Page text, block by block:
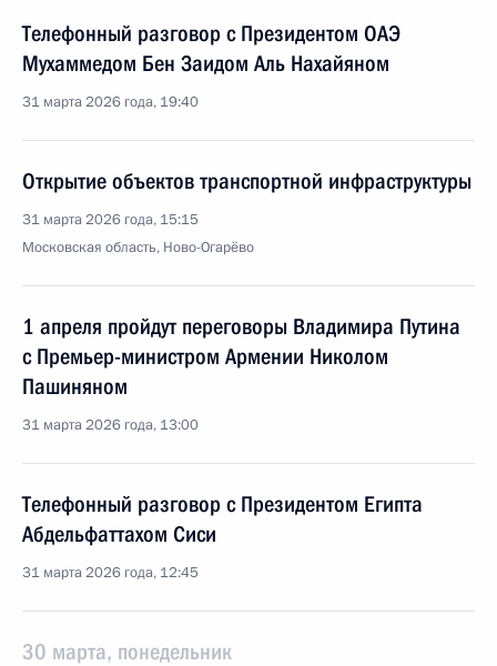
Телефонный разговор с Президентом ОАЭ
Мухаммедом Бен Заидом Аль Нахайяном
31 марта 2026 года, 19:40
Открытие объектов транспортной инфраструктуры
31 марта 2026 года, 15:15
Московская область, Ново-Огарёво
1 апреля пройдут переговоры Владимира Путина
с Премьер-министром Армении Николом
Пашиняном
31 марта 2026 года, 13:00
Телефонный разговор с Президентом Египта
Абдельфаттахом Сиси
31 марта 2026 года, 12:45
30 марта, понедельник